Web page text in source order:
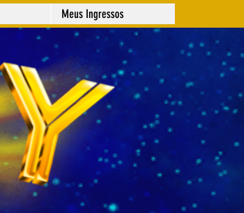
Meus Ingressos